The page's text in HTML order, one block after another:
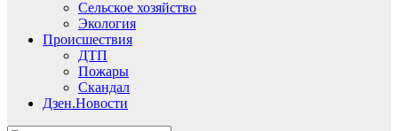
Сельское хозяйство
Экология
Происшествия
ДТП
Пожары
Скандал
Дзен.Новости